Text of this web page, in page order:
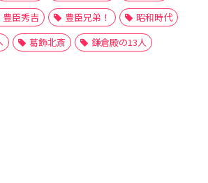
豊臣秀吉 豊臣兄弟！
昭和時代
葛飾北斎 鎌倉殿の13人